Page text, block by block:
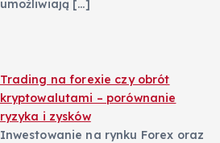
umożliwiają […]
Trading na forexie czy obrót
kryptowalutami – porównanie
ryzyka i zysków
Inwestowanie na rynku Forex oraz